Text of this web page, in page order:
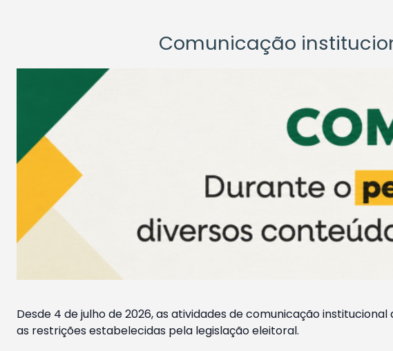
Comunicação
Desde 4 de julho de 2026, as atividades de comunicação
as restrições estabelecidas pela legislação eleitoral.